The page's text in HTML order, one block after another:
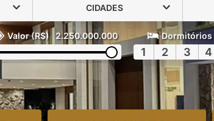
CIDADES
Valor (R$) 2.250.000.000 Dormitórios
1 2 3 4